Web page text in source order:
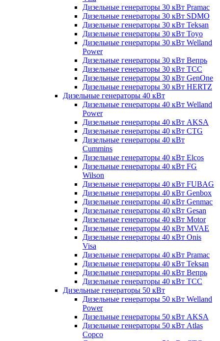
Дизельные генераторы 30 кВт Pramac
Дизельные генераторы 30 кВт SDMO
Дизельные генераторы 30 кВт Teksan
Дизельные генераторы 30 кВт Toyo
Дизельные генераторы 30 кВт Welland
Power
Дизельные генераторы 30 кВт Вепрь
Дизельные генераторы 30 кВт ТСС
Дизельные генераторы 30 кВт GenOne
Дизельные генераторы 30 кВт HERTZ
Дизельные генераторы 40 кВт
Дизельные генераторы 40 кВт Welland
Power
Дизельные генераторы 40 кВт AKSA
Дизельные генераторы 40 кВт CTG
Дизельные генераторы 40 кВт
Cummins
Дизельные генераторы 40 кВт Elcos
Дизельные генераторы 40 кВт FG
Wilson
Дизельные генераторы 40 кВт FUBAG
Дизельные генераторы 40 кВт Genbox
Дизельные генераторы 40 кВт Genmac
Дизельные генераторы 40 кВт Gesan
Дизельные генераторы 40 кВт Motor
Дизельные генераторы 40 кВт MVAE
Дизельные генераторы 40 кВт Onis
Visa
Дизельные генераторы 40 кВт Pramac
Дизельные генераторы 40 кВт Teksan
Дизельные генераторы 40 кВт Вепрь
Дизельные генераторы 40 кВт ТСС
Дизельные генераторы 50 кВт
Дизельные генераторы 50 кВт Welland
Power
Дизельные генераторы 50 кВт AKSA
Дизельные генераторы 50 кВт Atlas
Copco